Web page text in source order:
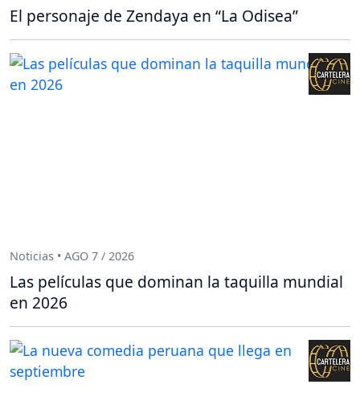
El personaje de Zendaya en “La Odisea”
Noticias • AGO 7 / 2026
Las películas que dominan la taquilla mundial
en 2026